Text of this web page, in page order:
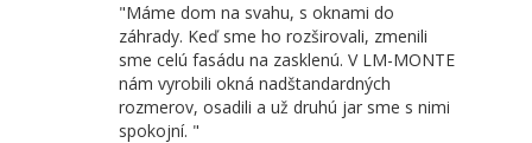
Máme dom na svahu, s oknami do
záhrady. Keď sme ho rozširovali, zmenili
sme celú fasádu na zasklenú. V LM-MONTE
nám vyrobili okná nadštandardných
rozmerov, osadili a už druhú jar sme s nimi
spokojní.